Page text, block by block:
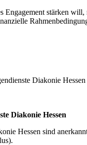
Engagement stärken
Diakonie Hessen
Diakonie Hessen
Hessen sind